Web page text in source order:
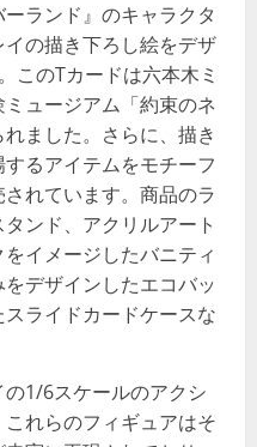
ランド』のキャラクタ
の描き下ろし絵をデザ
このTカードは六本木ミ
ュージアム「約束のネ
ました。さらに、描き
るアイテムをモチーフ
れています。商品のラ
ンド、アクリルアート
イメージしたバニティ
デザインしたエコバッ
ライドカードケースな
1/6スケールのアクシ
れらのフィギュアはそ